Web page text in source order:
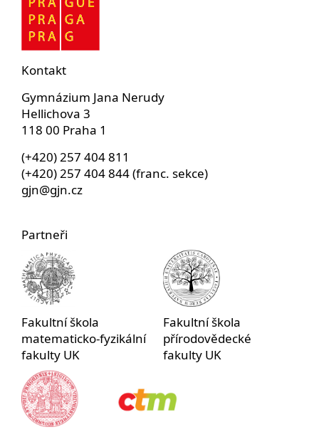
Kontakt
Gymnázium Jana Nerudy
Hellichova 3
118 00 Praha 1
(+420) 257 404 811
(+420) 257 404 844 (franc. sekce)
gjn@gjn.cz
Partneři
Fakultní škola
matematicko-fyzikální
fakulty UK
Fakultní škola
přírodovědecké
fakulty UK